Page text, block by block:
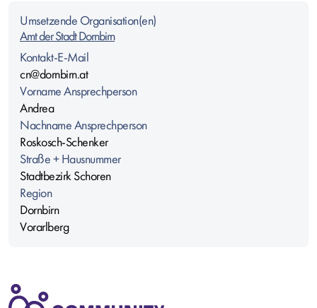
Umsetzende Organisation(en)
Amt der Stadt Dornbirn
Kontakt-E-Mail
cn@dornbirn.at
Vorname Ansprechperson
Andrea
Nachname Ansprechperson
Roskosch-Schenker
Straße + Hausnummer
Stadtbezirk Schoren
Region
Dornbirn
Vorarlberg